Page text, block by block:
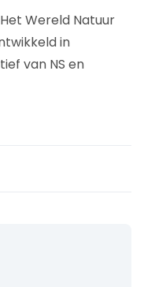
Wereld Natuur
in
van NS en